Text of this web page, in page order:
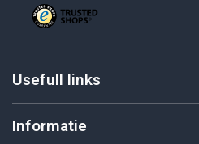
Usefull links
Informatie